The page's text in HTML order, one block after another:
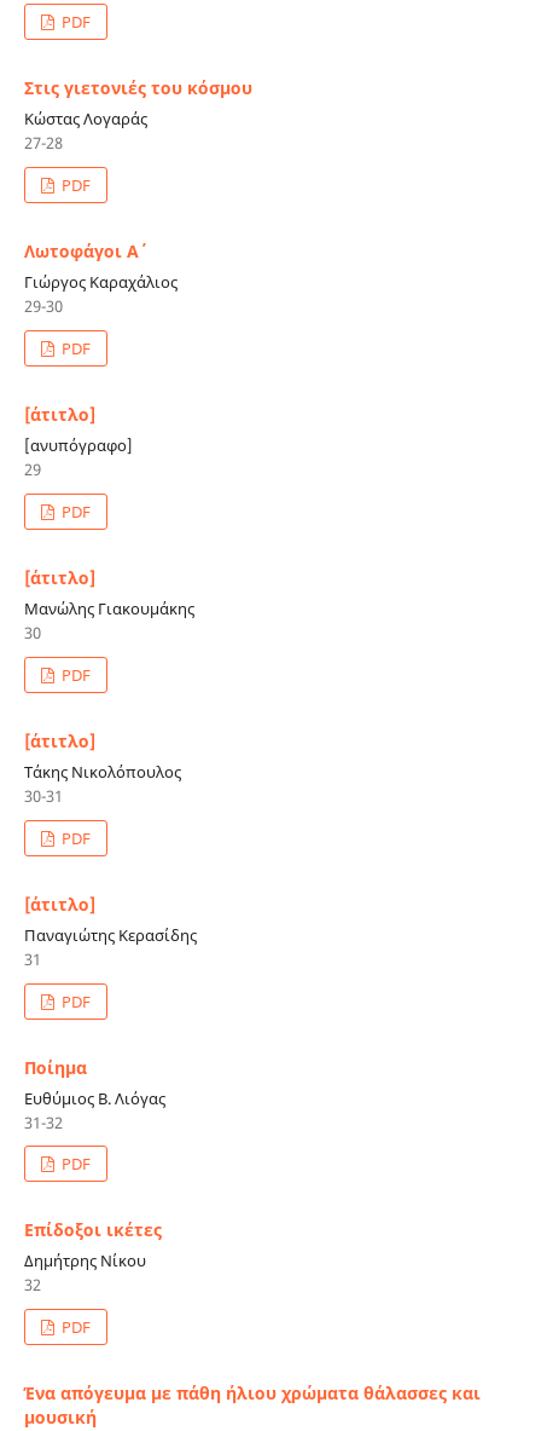
PDF
Στις γιετονιές του κόσμου
Κώστας Λογαράς
27-28
PDF
Λωτοφάγοι Α΄
Γιώργος Καραχάλιος
29-30
PDF
[άτιτλο]
[ανυπόγραφο]
29
PDF
[άτιτλο]
Μανώλης Γιακουμάκης
30
PDF
[άτιτλο]
Τάκης Νικολόπουλος
30-31
PDF
[άτιτλο]
Παναγιώτης Κερασίδης
31
PDF
Ποίημα
Ευθύμιος Β. Λιόγας
31-32
PDF
Επίδοξοι ικέτες
Δημήτρης Νίκου
32
PDF
Ένα απόγευμα με πάθη ήλιου χρώματα θάλασσες και
μουσική